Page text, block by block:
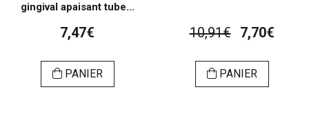
gingival apaisant tube...
7,47€
PANIER
10,91€ 7,70€
PANIER